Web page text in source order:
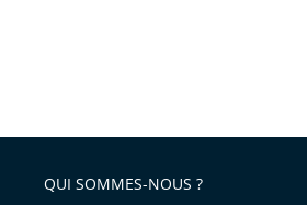
QUI SOMMES-NOUS ?